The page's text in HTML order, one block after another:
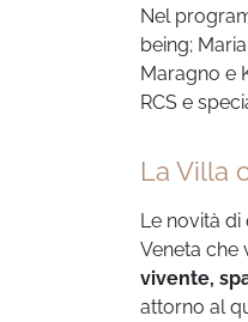
Nel
being;
Maragno e
RCS e
La Villa
Le novità di
Veneta che
vivente,
attorno al